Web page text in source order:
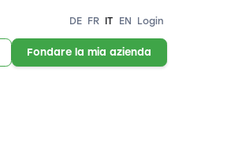
DE FR IT EN Login
Fondare la mia azienda